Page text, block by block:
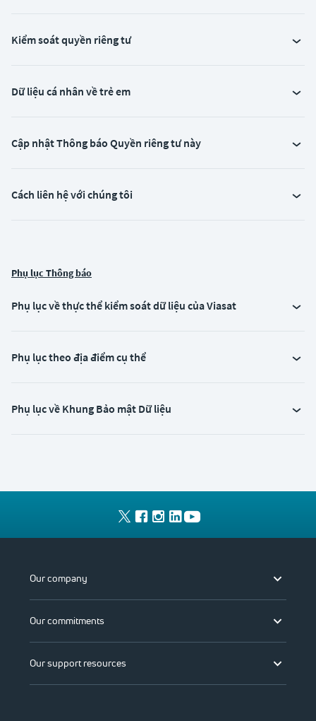
Kiểm soát quyền riêng tư
Dữ liệu cá nhân về trẻ em
Cập nhật Thông báo Quyền riêng tư này
Cách liên hệ với chúng tôi
Phụ lục Thông báo
Phụ lục về thực thể kiểm soát dữ liệu của Viasat
Phụ lục theo địa điểm cụ thể
Phụ lục về Khung Bảo mật Dữ liệu
Our company
Our commitments
Our support resources